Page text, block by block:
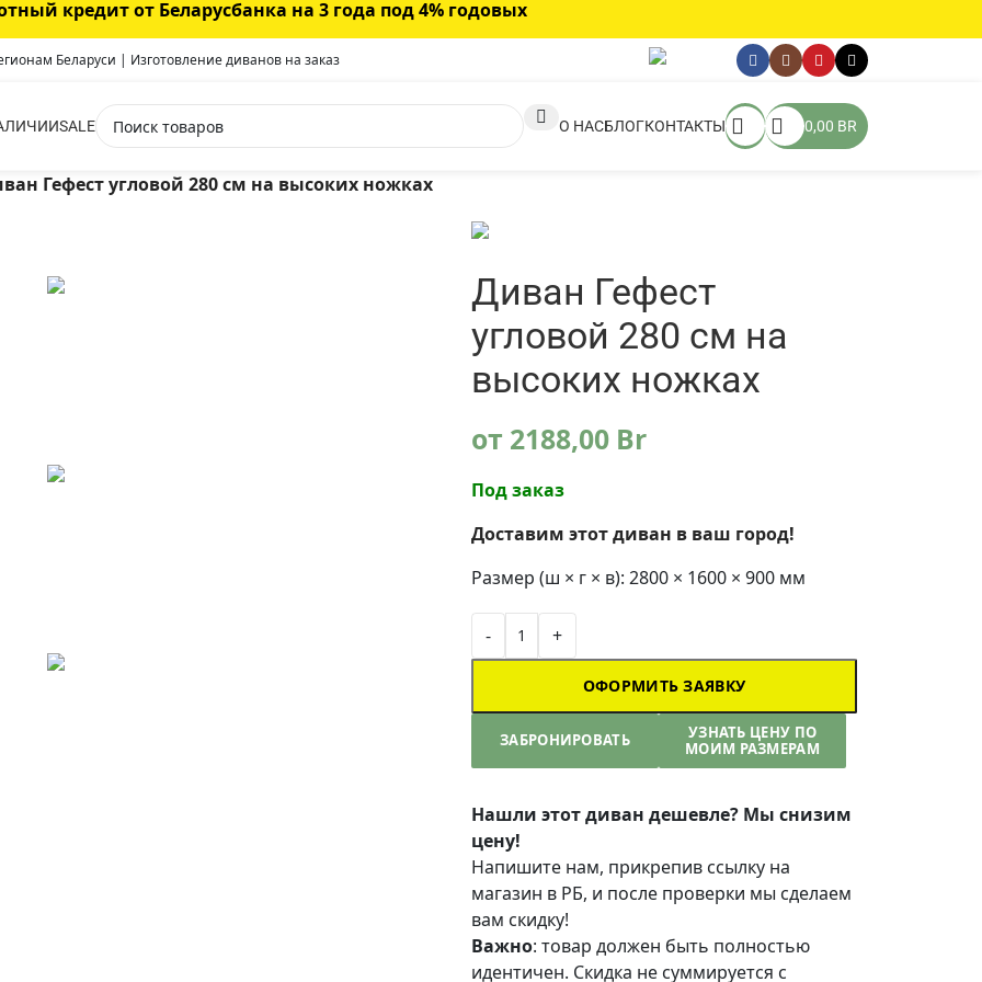
кредит от Беларусбанка на 3 года под 4% годовых
Беларуси | Изготовление диванов на заказ
SALE О НАСБЛОГКОНТАКТЫ 0,00 BR
Гефест угловой 280 см на высоких ножках
Диван Гефест
угловой 280 см на
высоких ножках
от 2188,00 Br
Под заказ
Доставим этот диван в ваш город!
Размер (ш × г × в): 2800 × 1600 × 900 мм
- +
ЗАБРОНИРОВАТЬ
ОФОРМИТЬ ЗАЯВКУ
УЗНАТЬ ЦЕНУ ПО
МОИМ РАЗМЕРАМ
Нашли этот диван дешевле? Мы снизим
цену!
Напишите нам, прикрепив ссылку на
магазин в РБ, и после проверки мы сделаем
вам скидку!
Важно: товар должен быть полностью
идентичен. Скидка не суммируется с